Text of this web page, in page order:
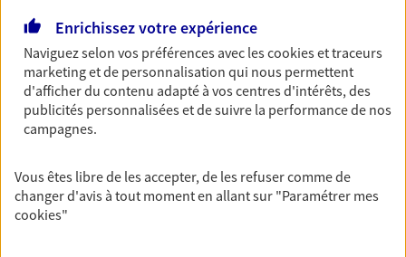
Comme vous, nous sommes des indépendants. Nous
bâtissons ensemble des solutions cohérentes pour
protéger votre activité, vos collaborateurs... mais aussi
vous-même et votre famille.
vie
Achat immobilier, installation, départ à la retraite…
Autant de moments de vie qui nécessitent des solutions
Enrichissez votre expérience
Naviguez selon vos préférences avec lescookies et traceurs
marketing et de personnalisation qui nous permettent
d'afficher du contenu adapté à vos centres d'intérêts, des
publicités personnalisées et de suivre la performance de nos
campagnes.
Vous êtes libre de les accepter, de les refuser comme de
changer d'avis à tout moment en allant sur "Paramétrer mes
cookies"